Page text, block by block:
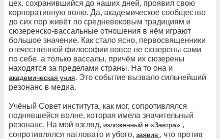
цех, сохранившийся до наших дней, проявил свою
корпоративную волю. Да, академическое сообщество
до сих пор живёт по средневековым традициям и
сюзеренско-вассальные отношения в нём играют
большое значение. Как стало ясно, первосвященники
отечественной философии вовсе не сюзерены сами
по себе, а только вассалы, причём их сюзерены
находятся за пределами страны. На то она и
академическая уния. Это событие вызвало сильнейший
резонанс в медиа.
Учёный Совет института, как мог, сопротивлялся
поднявшейся волне, которая имела значительный
резонанс. На мой взгляд, изложенный в «Завтра» ,
сопротивлялся нагловато и убого, заявив , что против